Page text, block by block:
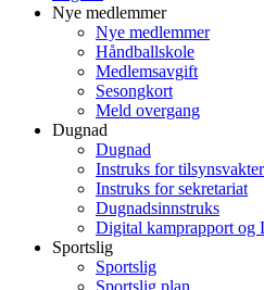
Nye medlemmer
Nye medlemmer
Håndballskole
Medlemsavgift
Sesongkort
Meld overgang
Dugnad
Dugnad
Instruks for tilsynsvakter
Instruks for sekretariat
Dugnadsinnstruks
Digital kamprapport og
Sportslig
Sportslig
Sportslig plan